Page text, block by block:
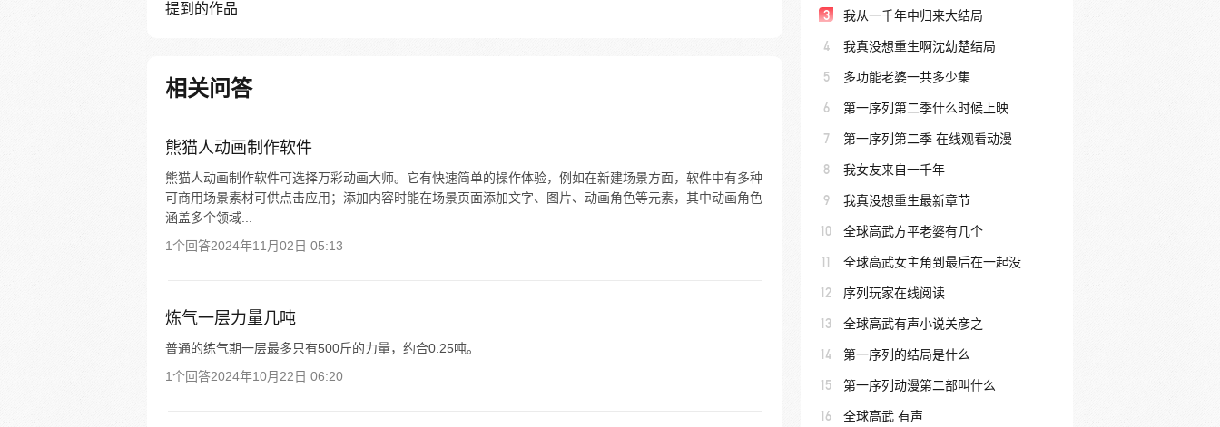
提到的作品
相关问答
熊猫人动画制作软件
熊猫人动画制作软件可选择万彩动画大师。它有快速简单的操作体验，例如在新建场景方面，软件中有多种
可商用场景素材可供点击应用；添加内容时能在场景页面添加文字、图片、动画角色等元素，其中动画角色
涵盖多个领域...
1个回答2024年11月02日 05:13
炼气一层力量几吨
普通的练气期一层最多只有500斤的力量，约合0.25吨。
1个回答2024年10月22日 06:20
3 我从一千年中归来大结局
4 我真没想重生啊沈幼楚结局
5 多功能老婆一共多少集
6 第一序列第二季什么时候上映
7 第一序列第二季 在线观看动漫
8 我女友来自一千年
9 我真没想重生最新章节
10 全球高武方平老婆有几个
11 全球高武女主角到最后在一起没
12 序列玩家在线阅读
13 全球高武有声小说关彦之
14 第一序列的结局是什么
15 第一序列动漫第二部叫什么
16 全球高武 有声